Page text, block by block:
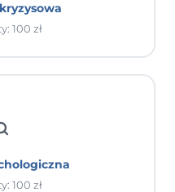
100 zł
100 zł